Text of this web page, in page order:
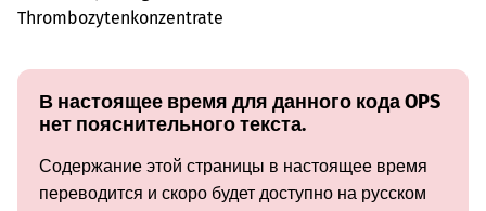
Thrombozytenkonzentrate
В настоящее время для данного кода OPS
нет пояснительного текста.
Содержание этой страницы в настоящее время
переводится и скоро будет доступно на русском